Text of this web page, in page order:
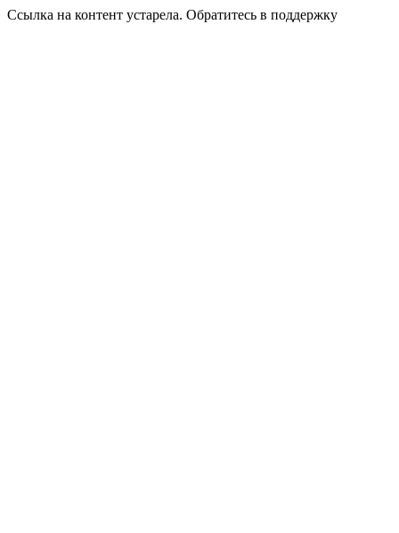
Ссылка на контент устарела. Обратитесь в поддержку